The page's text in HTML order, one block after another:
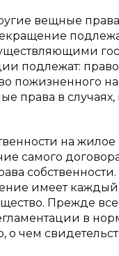
вещные
подлежат: право
пожизненного
права в
на
самого
имеет
Прежде
в
чем